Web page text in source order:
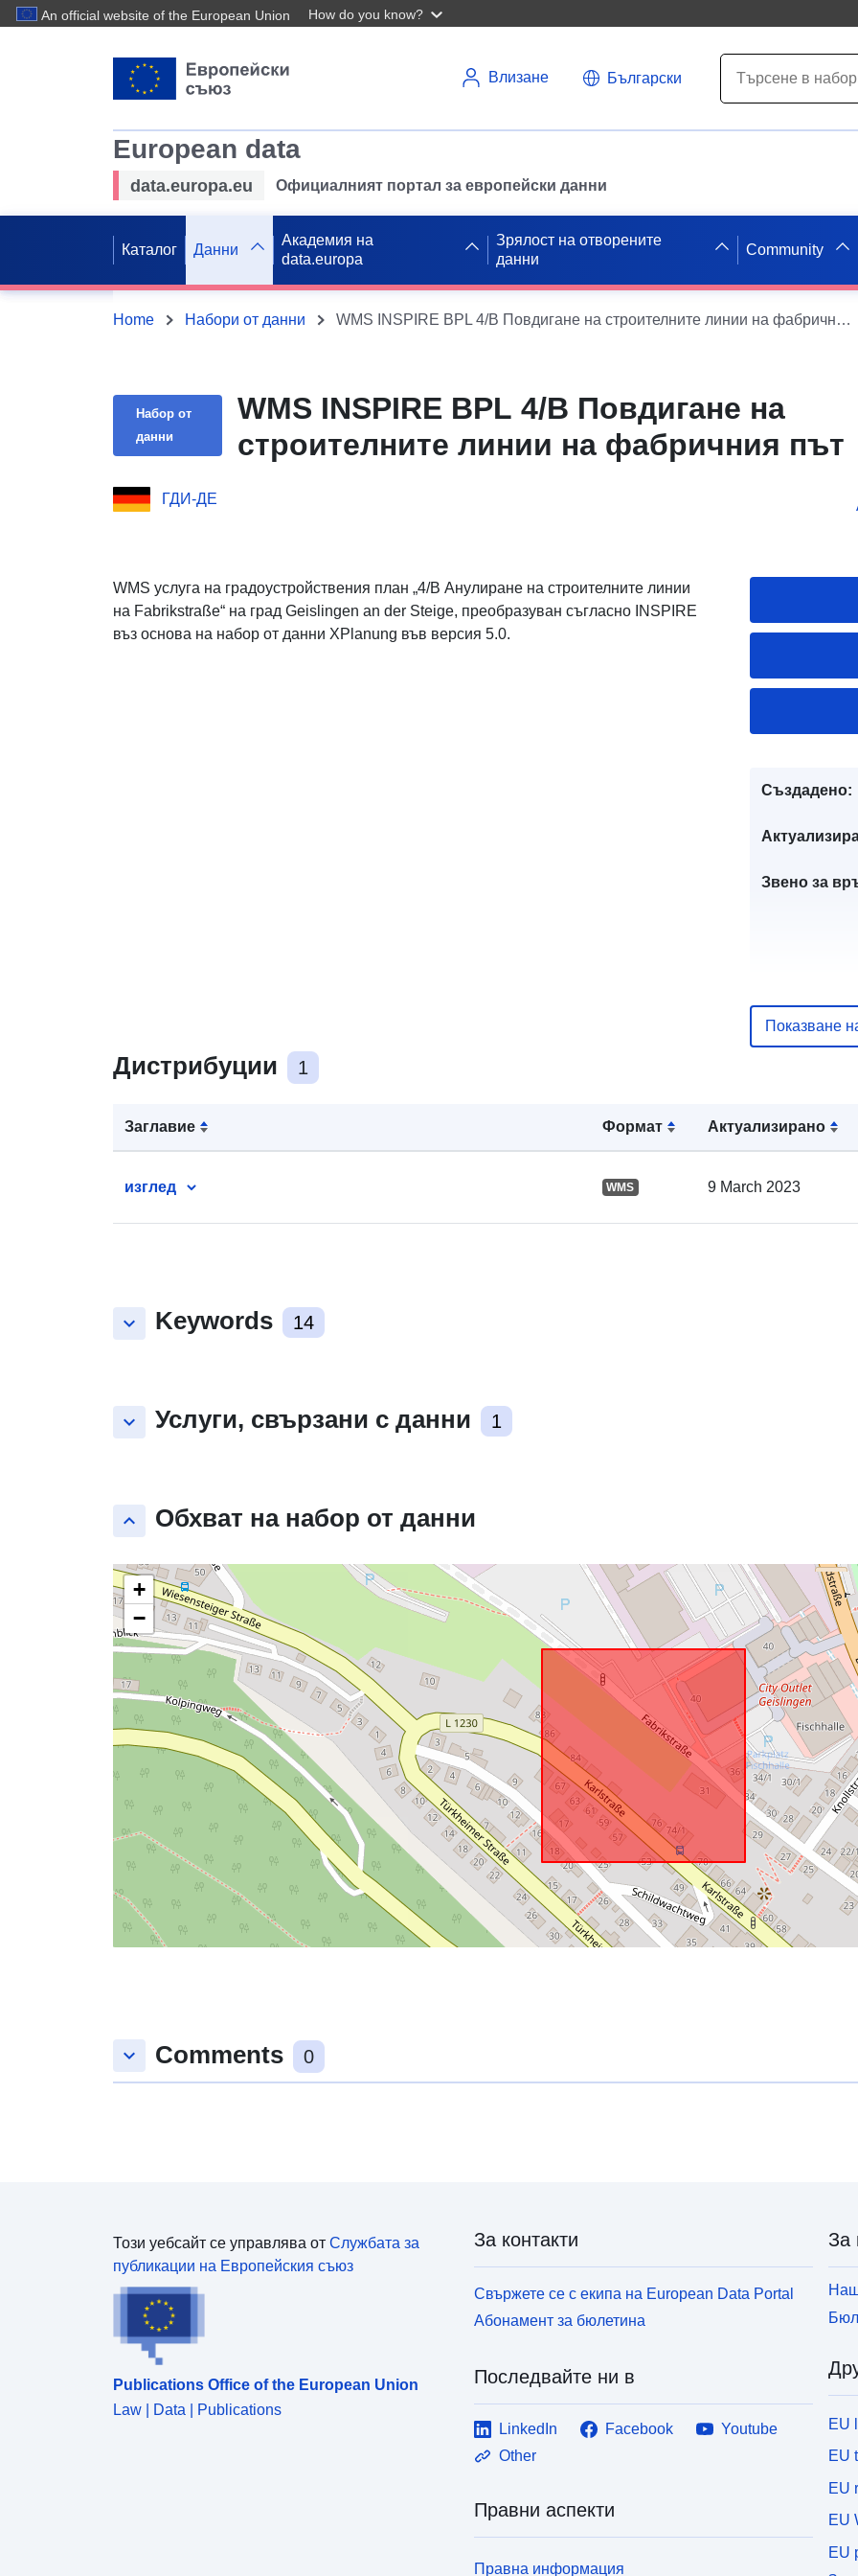
An official website of the European Union How do you know?
Влизане Български
European data
data.europa.eu Официалният портал за европейски данни
Каталог Данни
Академия на
data.europa
Зрялост на отворените
данни
Community
Home Набори от данни WMS INSPIRE BPL 4/B Повдигане на строителните линии на фабричния път
Набор от
данни
WMS INSPIRE BPL 4/B Повдигане на
строителните линии на фабричния път
ГДИ-ДЕ
WMS услуга на градоустройствения план „4/B Анулиране на строителните линии
на Fabrikstraße“ на град Geislingen an der Steige, преобразуван съгласно INSPIRE
въз основа на набор от данни XPlanung във версия 5.0.
Дистрибуции 1
Заглавие Формат Актуализирано
изглед WMS 9 March 2023
keyboard_arrow_down Keywords 14
keyboard_arrow_down Услуги, свързани с данни 1
keyboard_arrow_up Обхват на набор от данни
+
−
Създадено:
Звено за
Показване
keyboard_arrow_down Comments 0
Този уебсайт се управлява от Службата за
публикации на Европейския съюз
Publications Office of the European Union
Law | Data | Publications
За контакти
Свържете се с екипа на European Data Portal
Абонамент за бюлетина
Последвайте ни в
LinkedIn Facebook
Youtube
Other
Правни аспекти
Правна информация
За
EU
EU
EU
EU
EU